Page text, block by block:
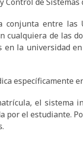
entre las
cualquiera de las
la universidad
específicamente
el sistema
por el estudiante.